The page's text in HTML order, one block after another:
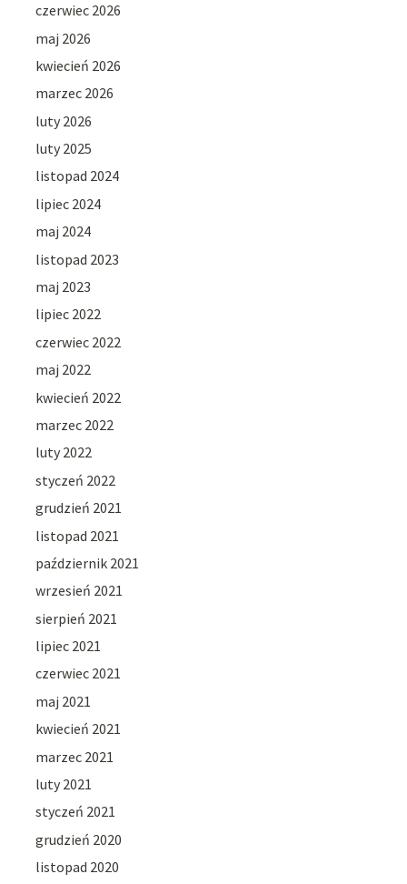
czerwiec 2026
maj 2026
kwiecień 2026
marzec 2026
luty 2026
luty 2025
listopad 2024
lipiec 2024
maj 2024
listopad 2023
maj 2023
lipiec 2022
czerwiec 2022
maj 2022
kwiecień 2022
marzec 2022
luty 2022
styczeń 2022
grudzień 2021
listopad 2021
październik 2021
wrzesień 2021
sierpień 2021
lipiec 2021
czerwiec 2021
maj 2021
kwiecień 2021
marzec 2021
luty 2021
styczeń 2021
grudzień 2020
listopad 2020